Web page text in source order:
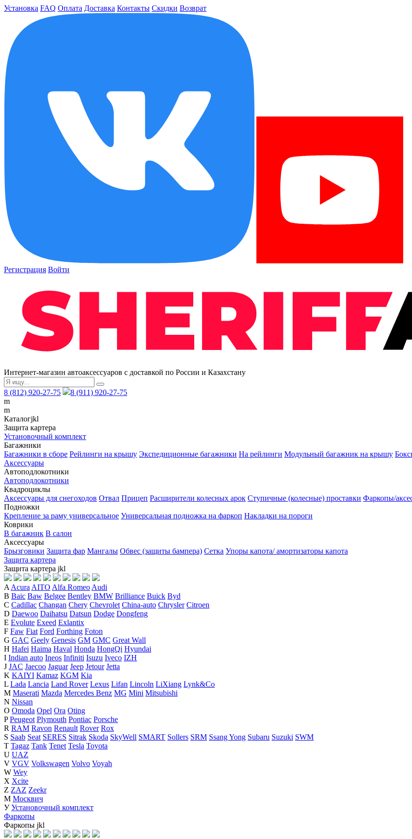
Установка FAQ Оплата Доставка Контакты Скидки Возврат
Регистрация Войти
Интернет-магазин автоаксессуаров с доставкой по России и Казахстану
8 (812) 920-27-75
8 (911) 920-27-75
m
m
Каталогjkl
Защита картера
Установочный комплект
Багажники
Багажники в сборе Рейлинги на крышу Экспедиционные багажники На рейлинги Модульный багажник на крышу
Аксессуары
Автоподлокотники
Автоподлокотники
Квадроциклы
Аксессуары для снегоходов Отвал Прицеп Расширители колесных арок Ступичные (колесные) проставки Фаркопы/
Подножки
Крепление за раму универсальное Универсальная подножка на фаркоп Накладки на пороги
Коврики
В багажник В салон
Аксессуары
Брызговики Защита фар Мангалы Обвес (защиты бампера) Сетка Упоры капота/ амортизаторы капота
Защита картера
Защита картера jkl
AAcuraAITO Alfa RomeoAudi
B Baic Baw Belgee Bentley BMW Brilliance Buick Byd
C Cadillac Changan Chery Chevrolet China-auto Chrysler Citroen
D Daewoo Daihatsu Datsun Dodge Dongfeng
E Evolute Exeed Exlantix
F Faw Fiat Ford Forthing Foton
G GAC Geely Genesis GM GMC Great Wall
H Hafei Haima Haval Honda HongQi Hyundai
I Indian auto Ineos Infiniti Isuzu Iveco IZH
J JAC Jaecoo Jaguar Jeep Jetour Jetta
K KAIYI Kamaz KGM Kia
L Lada Lancia Land Rover Lexus Lifan Lincoln LiXiang Lynk&Co
M Maserati Mazda Mercedes Benz MG Mini Mitsubishi
N Nissan
O Omoda Opel Ora Oting
P Peugeot Plymouth Pontiac Porsche
R RAM Ravon Renault Rover Rox
S Saab Seat SERES Sitrak Skoda SkyWell SMART Sollers SRM Ssang Yong Subaru Suzuki SWM
T Tagaz Tank Tenet Tesla Toyota
U UAZ
V VGV Volkswagen Volvo Voyah
W Wey
X Xcite
Z ZAZ Zeekr
М Москвич
У Установочный комплект
Фаркопы
Фаркопы jkl